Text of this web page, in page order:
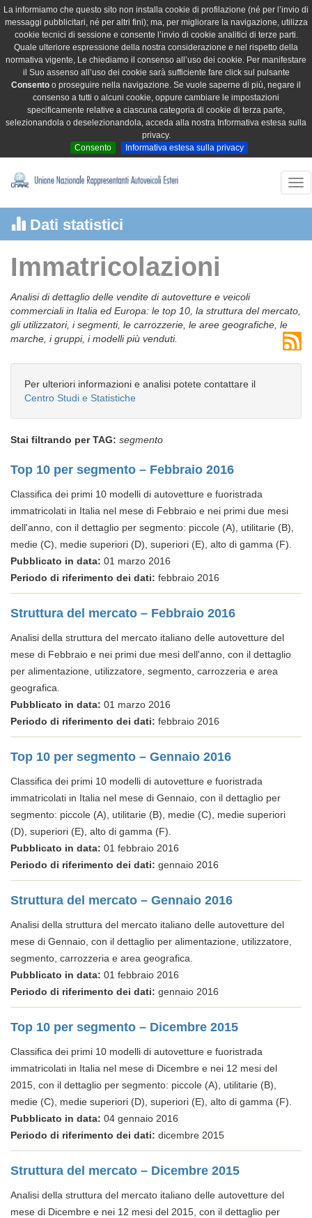
La informiamo che questo sito non installa cookie di profilazione (né per l’invio di
messaggi pubblicitari, né per altri fini); ma, per migliorare la navigazione, utilizza
cookie tecnici di sessione e consente l’invio di cookie analitici di terze parti.
Quale ulteriore espressione della nostra considerazione e nel rispetto della
normativa vigente, Le chiediamo il consenso all’uso dei cookie. Per manifestare
il Suo assenso all’uso dei cookie sarà sufficiente fare click sul pulsante
Consento o proseguire nella navigazione. Se vuole saperne di più, negare il
consenso a tutti o alcuni cookie, oppure cambiare le impostazioni
specificamente relative a ciascuna categoria di cookie di terza parte,
selezionandola o deselezionandola, acceda alla nostra Informativa estesa sulla
privacy.
Consento
Informativa estesa sulla privacy
Dati statistici
Immatricolazioni
Analisi di dettaglio delle vendite di autovetture e veicoli
commerciali in Italia ed Europa: le top 10, la struttura del mercato,
gli utilizzatori, i segmenti, le carrozzerie, le aree geografiche, le
marche, i gruppi, i modelli più venduti.
Per ulteriori informazioni e analisi potete contattare il
Centro Studi e Statistiche
Stai filtrando per TAG: segmento
Top 10 per segmento – Febbraio 2016
Classifica dei primi 10 modelli di autovetture e fuoristrada
immatricolati in Italia nel mese di Febbraio e nei primi due mesi
dell'anno, con il dettaglio per segmento: piccole (A), utilitarie (B),
medie (C), medie superiori (D), superiori (E), alto di gamma (F).
Pubblicato in data: 01 marzo 2016
Periodo di riferimento dei dati: febbraio 2016
Struttura del mercato – Febbraio 2016
Analisi della struttura del mercato italiano delle autovetture del
mese di Febbraio e nei primi due mesi dell'anno, con il dettaglio
per alimentazione, utilizzatore, segmento, carrozzeria e area
geografica.
Pubblicato in data: 01 marzo 2016
Periodo di riferimento dei dati: febbraio 2016
Top 10 per segmento – Gennaio 2016
Classifica dei primi 10 modelli di autovetture e fuoristrada
immatricolati in Italia nel mese di Gennaio, con il dettaglio per
segmento: piccole (A), utilitarie (B), medie (C), medie superiori
(D), superiori (E), alto di gamma (F).
Pubblicato in data: 01 febbraio 2016
Periodo di riferimento dei dati: gennaio 2016
Struttura del mercato – Gennaio 2016
Analisi della struttura del mercato italiano delle autovetture del
mese di Gennaio, con il dettaglio per alimentazione, utilizzatore,
segmento, carrozzeria e area geografica.
Pubblicato in data: 01 febbraio 2016
Periodo di riferimento dei dati: gennaio 2016
Top 10 per segmento – Dicembre 2015
Classifica dei primi 10 modelli di autovetture e fuoristrada
immatricolati in Italia nel mese di Dicembre e nei 12 mesi del
2015, con il dettaglio per segmento: piccole (A), utilitarie (B),
medie (C), medie superiori (D), superiori (E), alto di gamma (F).
Pubblicato in data: 04 gennaio 2016
Periodo di riferimento dei dati: dicembre 2015
Struttura del mercato – Dicembre 2015
Analisi della struttura del mercato italiano delle autovetture del
mese di Dicembre e nei 12 mesi del 2015, con il dettaglio per